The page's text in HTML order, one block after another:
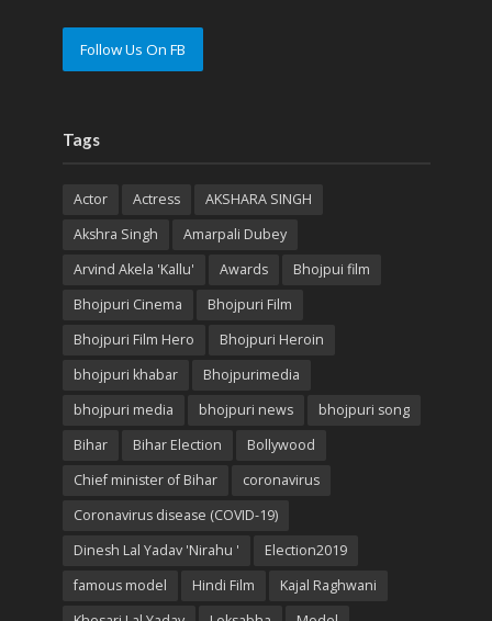
Follow Us On FB
Tags
Actor Actress
AKSHARA SINGH
Akshra Singh
Amarpali Dubey
Arvind Akela 'Kallu'
Awards
Bhojpui film
Bhojpuri Cinema
Bhojpuri Film
Bhojpuri Film Hero
Bhojpuri Heroin
bhojpuri khabar
Bhojpurimedia
bhojpuri media
bhojpuri news
bhojpuri song
Bihar
Bihar Election
Bollywood
Chief minister of Bihar
coronavirus
Coronavirus disease (COVID-19)
Dinesh Lal Yadav 'Nirahu '
Election2019
famous model
Hindi Film
Kajal Raghwani